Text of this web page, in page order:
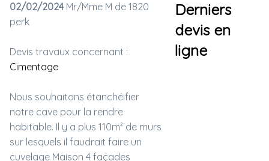
02/02/2024 Mr/Mme M de 1820
perk
Devis travaux concernant :
Cimentage
Nous souhaitons étanchéifier
notre cave pour la rendre
habitable. Il y a plus 110m² de murs
sur lesquels il faudrait faire un
cuvelage Maison 4 façades
Derniers
devis en
ligne